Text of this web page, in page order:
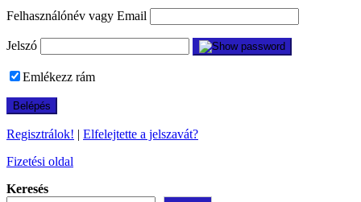
Felhasználónév vagy Email
Jelszó
Emlékezz rám
Regisztrálok! | Elfelejtette a jelszavát?
Fizetési oldal
Keresés